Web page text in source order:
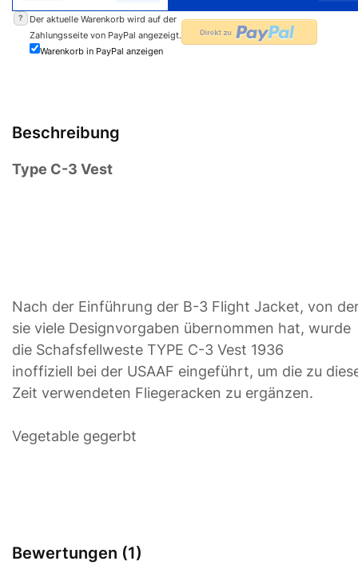
?
Der aktuelle Warenkorb wird auf der
Zahlungsseite von PayPal angezeigt.
Warenkorb in PayPal anzeigen
Beschreibung
Type C-3 Vest
Nach der Einführung der B-3 Flight Jacket, von
sie viele Designvorgaben übernommen hat, wurde
die Schafsfellweste TYPE C-3 Vest 1936
inoffiziell bei der USAAF eingeführt, um die zu
Zeit verwendeten Fliegeracken zu ergänzen.
Vegetable gegerbt
Bewertungen (1)